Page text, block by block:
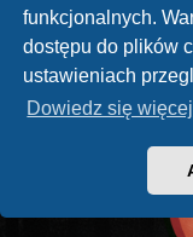
funkcjonalnych.
dostępu do plików
ustawieniach
Dowiedz się więcej